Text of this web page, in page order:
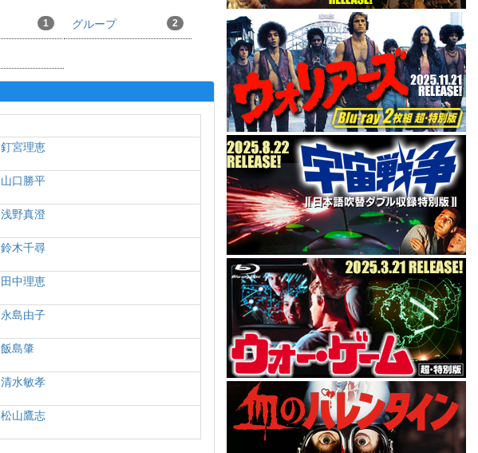
1 グループ 2
釘宮理恵
山口勝平
浅野真澄
鈴木千尋
田中理恵
永島由子
飯島肇
清水敏孝
松山鷹志